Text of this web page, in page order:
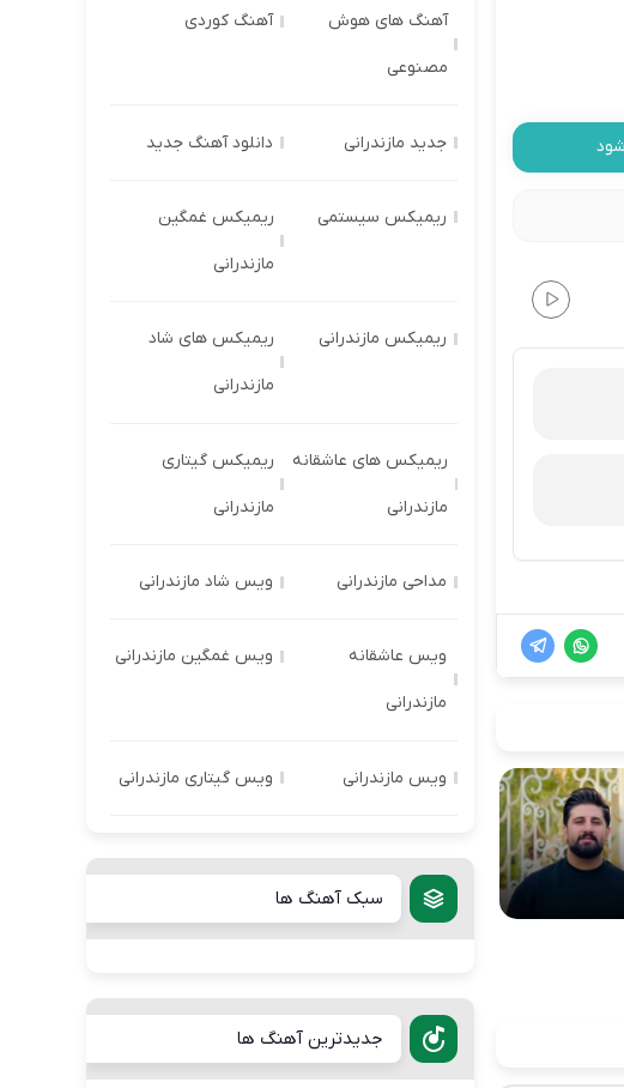
آهنگ های هوش
مصنوعی
آهنگ کوردی
جدید مازندرانی دانلود آهنگ جدید
ریمیکس سیستمی ریمیکس غمگین
مازندرانی
ریمیکس مازندرانی ریمیکس های شاد
مازندرانی
ریمیکس های عاشقانه
مازندرانی
ریمیکس گیتاری
مازندرانی
مداحی مازندرانی ویس شاد مازندرانی
ویس عاشقانه
مازندرانی
ویس غمگین مازندرانی
ویس مازندرانی ویس گیتاری مازندرانی
سبک آهنگ ها
جدیدترین آهنگ ها